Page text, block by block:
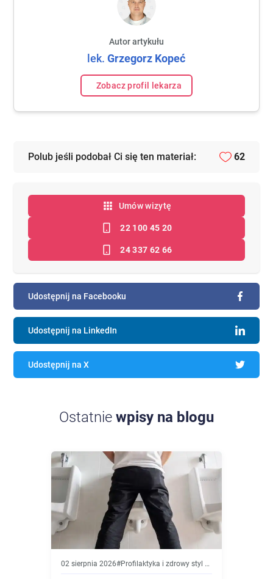
Autor artykułu
lek. Grzegorz Kopeć
Zobacz profil lekarza
Polub jeśli podobał Ci się ten materiał: 62
Umów wizytę
22 100 45 20
24 337 62 66
Udostępnij na Facebooku
Udostępnij na LinkedIn
Udostępnij na X
Ostatnie wpisy na blogu
02 sierpnia 2026#Profilaktyka i zdrowy styl życia